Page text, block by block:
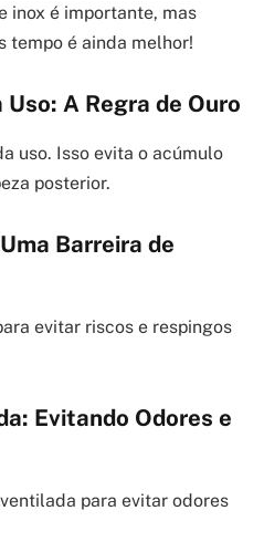
inox é importante, mas
tempo é ainda melhor!
A Regra de Ouro
uso. Isso evita o acúmulo
posterior.
Barreira de
evitar riscos e respingos
Evitando Odores e
para evitar odores